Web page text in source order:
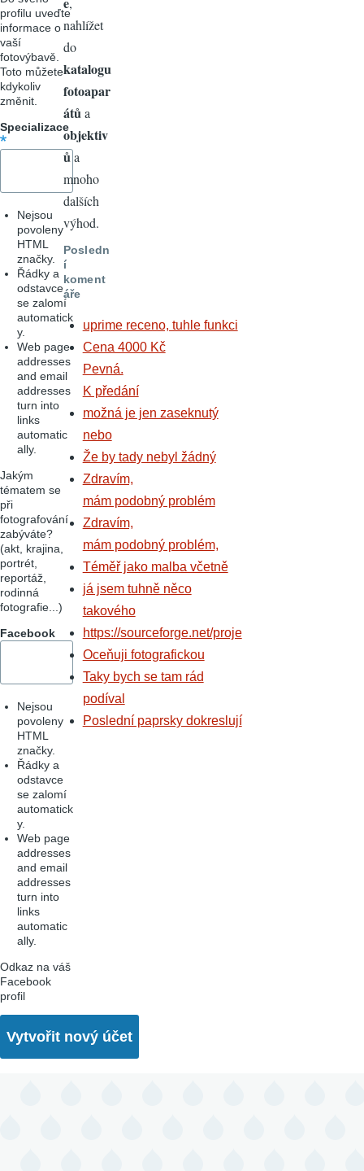
profilu uveďte
informace o
vaší
fotovýbavě.
Toto můžete
kdykoliv
změnit.
Specializace
Nejsou
povoleny
HTML
značky.
Řádky a
odstavce
se zalomí
automatick
y.
Web page
addresses
and email
addresses
turn into
links
automatic
ally.
Jakým
tématem se
při
fotografování
zabýváte?
(akt, krajina,
portrét,
reportáž,
rodinná
fotografie...)
Facebook
Nejsou
povoleny
HTML
značky.
Řádky a
odstavce
se zalomí
automatick
y.
Web page
addresses
and email
addresses
turn into
links
automatic
ally.
Odkaz na váš
Facebook
profil
nahlížet
do
katalogu
fotoapar
átů a
objektiv
ůa
mnoho
dalších
výhod.
Posledn
í
koment
áře
uprime receno, tuhle funkci
Cena 4000 Kč
Pevná.
K předání
možná je jen zaseknutý
nebo
Že by tady nebyl žádný
Zdravím,
mám podobný problém
Zdravím,
mám podobný problém,
Téměř jako malba včetně
já jsem tuhně něco
takového
https://sourceforge.net/proje
Oceňuji fotografickou
Taky bych se tam rád
podíval
Poslední paprsky dokreslují